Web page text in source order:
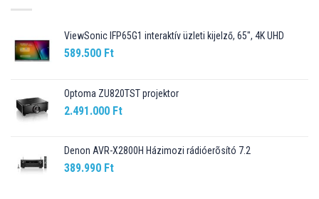
ViewSonic IFP65G1 interaktív üzleti kijelző, 65", 4K UHD
589.500 Ft
Optoma ZU820TST projektor
2.491.000 Ft
Denon AVR-X2800H Házimozi rádióerõsító 7.2
389.990 Ft